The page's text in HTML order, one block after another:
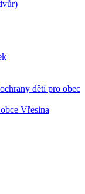
dětí pro obec
Vřesina